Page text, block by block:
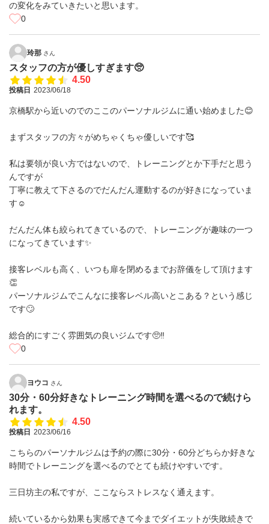
の変化をみていきたいと思います。
0
玲那 さん
スタッフの方が優しすぎます🥺
4.50
投稿日 2023/06/18
京橋駅から近いのでのここのパーソナルジムに通い始めました😊
まずスタッフの方々がめちゃくちゃ優しいです🥰
私は要領が良い方ではないので、トレーニングとか下手だと思う
んですが
丁寧に教えて下さるのでだんだん運動するのが好きになっていま
す☺️
だんだん体も絞られてきているので、トレーニングが趣味の一つ
になってきています✨
接客レベルも高く、いつも扉を閉めるまでお辞儀をして頂けます
👏
パーソナルジムでこんなに接客レベル高いとこある？という感じ
です🙄
総合的にすごく雰囲気の良いジムです🥺‼︎
0
ヨウコ さん
30分・60分好きなトレーニング時間を選べるので続けら
れます。
4.50
投稿日 2023/06/16
こちらのパーソナルジムは予約の際に30分・60分どちらか好きな
時間でトレーニングを選べるのでとても続けやすいです。
三日坊主の私ですが、ここならストレスなく通えます。
続いているから効果も実感できて今までダイエットが失敗続きで